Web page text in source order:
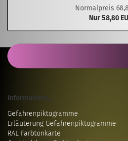
Normalpreis
Nur 58,80
Informatives...
Gefahrenpiktogramme
Erläuterung Gefahrenpiktogramme
RAL Farbtonkarte